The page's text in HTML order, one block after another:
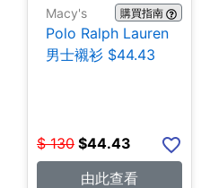
Macy's 購買指南
Polo Ralph Lauren
男士襯衫 $44.43
$ 130 $44.43
由此查看